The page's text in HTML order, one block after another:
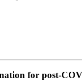
for post-